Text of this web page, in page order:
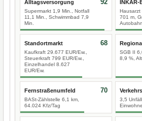
Alltagsversorgung
Supermarkt 1,9 Min., Notfall
11,1 Min., Schwimmbad 7,9
Min.
92 INKAR-
Hausarzt
701 m,
Standortmarkt
Kaufkraft 29.677 EUR/Ew.,
Steuerkraft 799 EUR/Ew.,
Einzelhandel 8.627
EUR/Ew.
68
SGB II
8,9 %,
Fernstraßenumfeld
BASt-Zählstelle 6,1 km,
64.024 Kfz/Tag
70
3,5